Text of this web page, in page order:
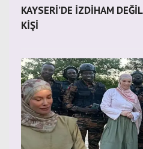
KAYSERİ’DE İZDİHAM
KİŞİ